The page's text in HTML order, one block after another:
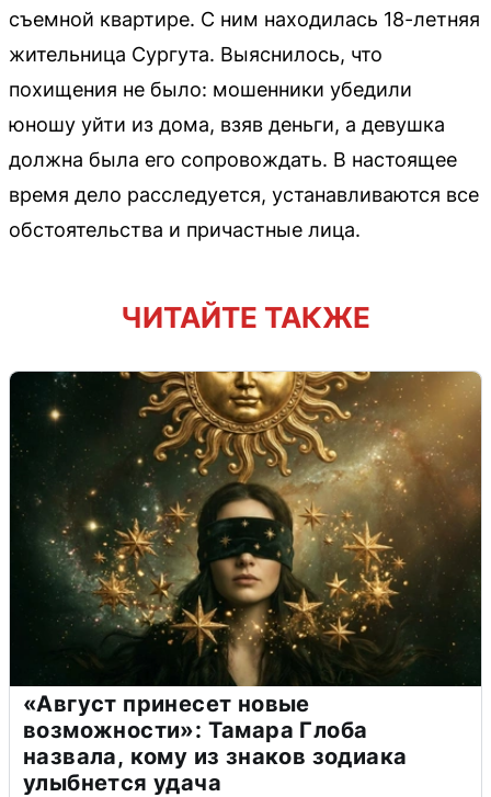
съемной квартире. С ним находилась 18-летняя
жительница Сургута. Выяснилось, что
похищения не было: мошенники убедили
юношу уйти из дома, взяв деньги, а девушка
должна была его сопровождать. В настоящее
время дело расследуется, устанавливаются все
обстоятельства и причастные лица.
ЧИТАЙТЕ ТАКЖЕ
«Август принесет новые
возможности»: Тамара Глоба
назвала, кому из знаков зодиака
улыбнется удача